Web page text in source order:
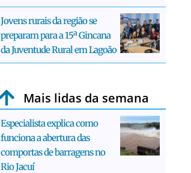
Jovens rurais da região se
preparam para a 15ª Gincana
da Juventude Rural em Lagoão
Mais lidas da semana
Especialista explica como
funciona a abertura das
comportas de barragens no
Rio Jacuí